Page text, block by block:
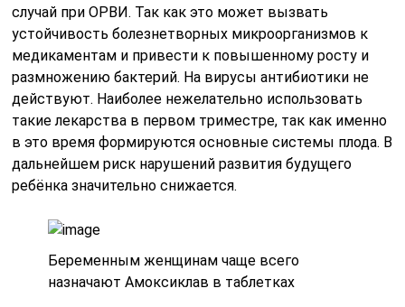
случай при ОРВИ. Так как это может вызвать
устойчивость болезнетворных микроорганизмов к
медикаментам и привести к повышенному росту и
размножению бактерий. На вирусы антибиотики не
действуют. Наиболее нежелательно использовать
такие лекарства в первом триместре, так как именно
в это время формируются основные системы плода. В
дальнейшем риск нарушений развития будущего
ребёнка значительно снижается.
Беременным женщинам чаще всего
назначают Амоксиклав в таблетках